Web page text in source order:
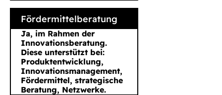
Fördermittelberatung
Ja, im Rahmen der
Innovationsberatung.
Diese unterstützt bei:
Produktentwicklung,
Innovationsmanagement,
Fördermittel, strategische
Beratung, Netzwerke.